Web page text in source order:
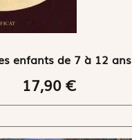
enfants de 7 à 12 ans
17,90 €